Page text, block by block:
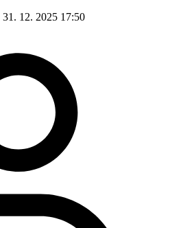
31. 12. 2025 17:50